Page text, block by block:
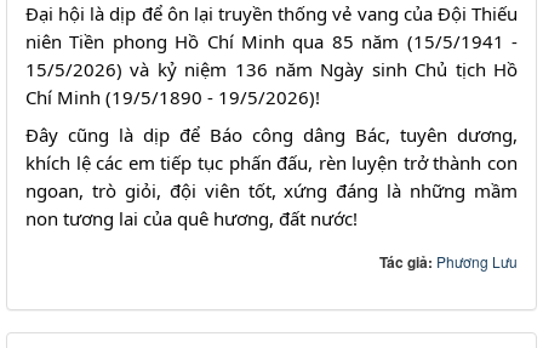
Đại hội là dịp để ôn lại truyền thống vẻ vang của Đội Thiếu
niên Tiền phong Hồ Chí Minh qua 85 năm (15/5/1941 -
15/5/2026) và kỷ niệm 136 năm Ngày sinh Chủ tịch Hồ
Chí Minh (19/5/1890 - 19/5/2026)!
Đây cũng là dịp để Báo công dâng Bác, tuyên dương,
khích lệ các em tiếp tục phấn đấu, rèn luyện trở thành con
ngoan, trò giỏi, đội viên tốt, xứng đáng là những mầm
non tương lai của quê hương, đất nước!
Tác giả: Phương Lưu